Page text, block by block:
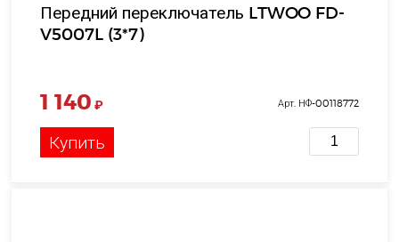
Передний переключатель LTWOO FD-
V5007L (3*7)
1 140 ₽ Арт. НФ-00118772
Купить